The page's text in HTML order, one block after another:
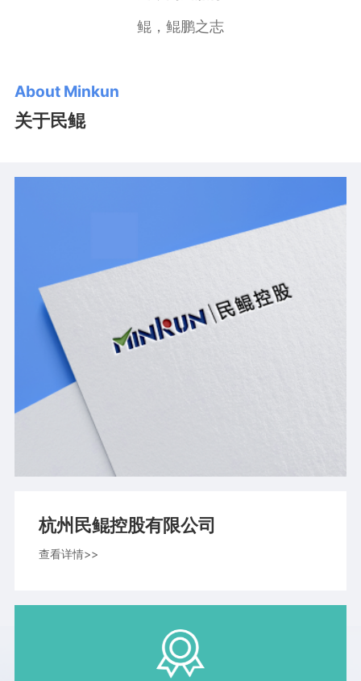
鲲，鲲鹏之志
About Minkun
关于民鲲
杭州民鲲控股有限公司
查看详情>>